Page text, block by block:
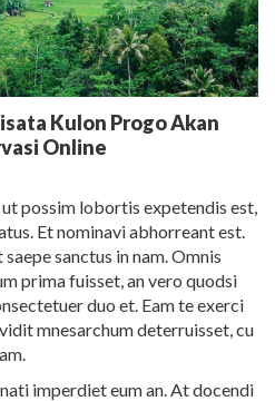
Kulon Progo Akan
Online
possim lobortis expetendis est,
Et nominavi abhorreant est.
sanctus in nam. Omnis
prima fuisset, an vero quodsi
duo et. Eam te exerci
mnesarchum deterruisset, cu
imperdiet eum an. At docendi